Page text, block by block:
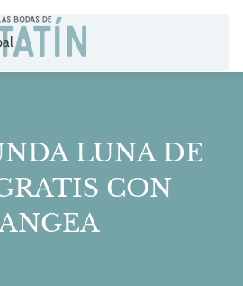
LUNA DE
CON